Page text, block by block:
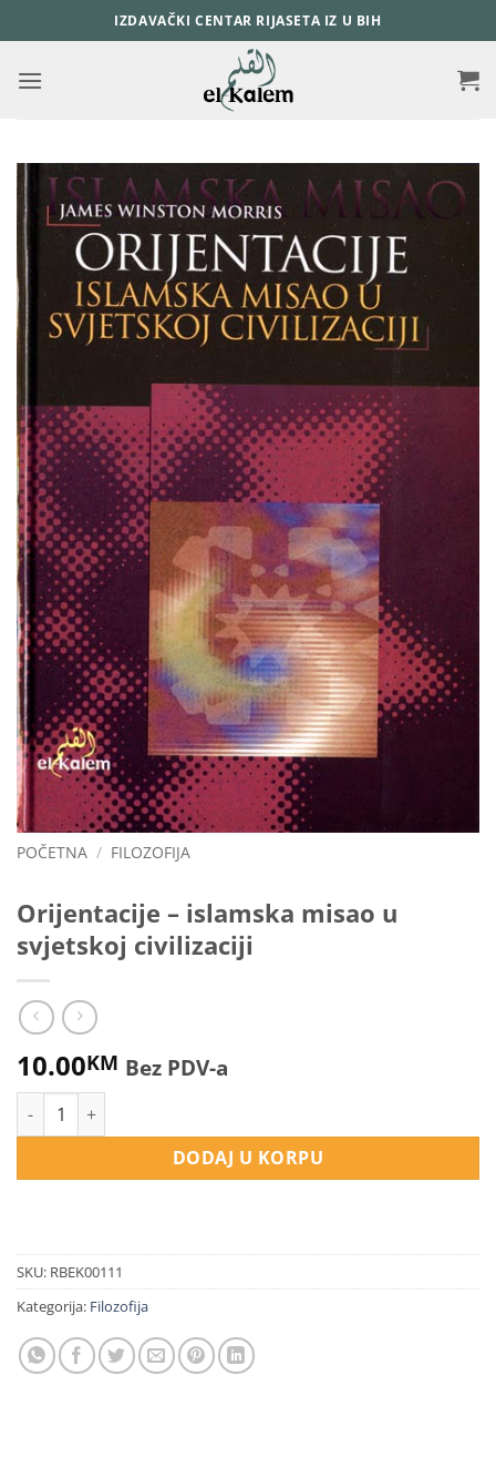
to
content
IZDAVAČKI CENTAR RIJASETA IZ U BIH
POČETNA / FILOZOFIJA
Orijentacije – islamska misao u
svjetskoj civilizaciji
10.00KM Bez PDV-a
Orijentacije - islamska misao u svjetskoj civilizaciji količina
DODAJ U KORPU
SKU: RBEK00111
Kategorija: Filozofija